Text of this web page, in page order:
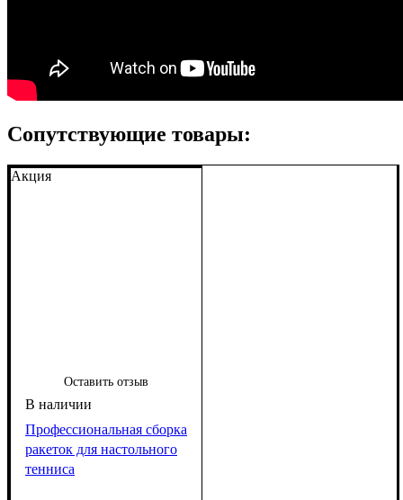
Сопутствующие товары:
Акция
Оставить отзыв
Профессиональная сборка
ракеток для настольного
тенниса